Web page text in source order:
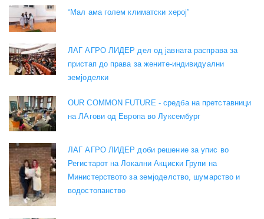
“Мал ама голем климатски херој”
ЛАГ АГРО ЛИДЕР дел од јавната расправа за
пристап до права за жените-индивидуални
земјоделки
OUR COMMON FUTURE - средба на претставници
на ЛАгови од Европа во Луксембург
ЛАГ АГРО ЛИДЕР доби решение за упис во
Регистарот на Локални Акциски Групи на
Министерството за земјоделство, шумарство и
водостопанство